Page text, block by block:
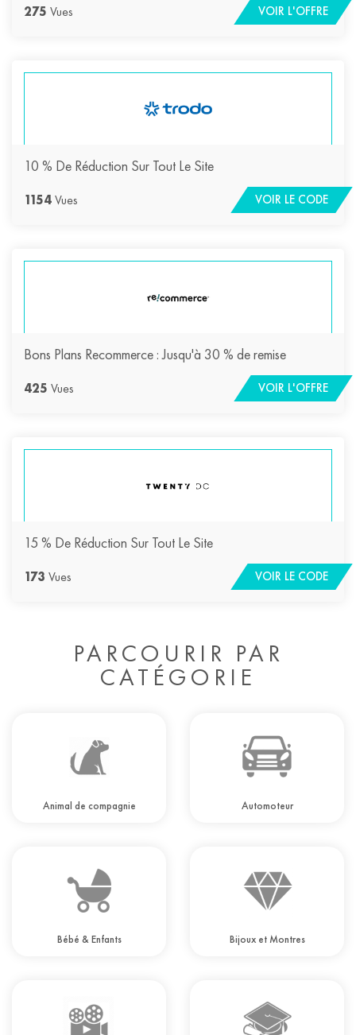
275 Vues VOIR L'OFFRE
10 % De Réduction Sur Tout Le Site
1154Vues VOIR LE CODE
Bons Plans Recommerce : Jusqu'à 30 % de remise
425 Vues VOIR L'OFFRE
15 % De Réduction Sur Tout Le Site
173 Vues VOIR LE CODE
PARCOURIR PAR
CATÉGORIE
Animal de compagnie Automoteur
Bébé & Enfants Bijoux et Montres